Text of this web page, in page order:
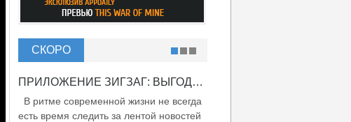
СКОРО
ПРИЛОЖЕНИЕ ЗИГЗАГ: ВЫГОДНО ВДВОЙНЕ!
В ритме современной жизни не всегда
есть время следить за лентой новостей